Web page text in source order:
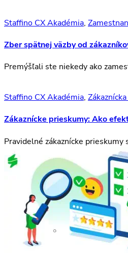
Staffino CX Akadémia,
Zber spätnej väzby od
Premýšľali ste niekedy ako
Staffino CX Akadémia,
Zákaznícke prieskumy: Ako
Pravidelné zákaznícke